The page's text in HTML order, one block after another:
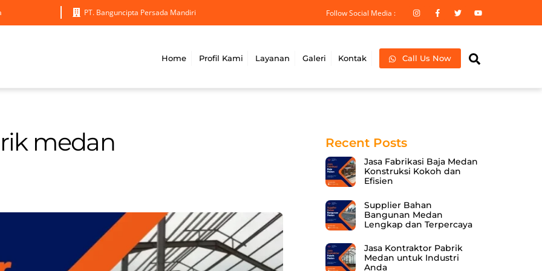
PT. Banguncipta Persada Mandiri Follow Social Media :
Home Profil Kami Layanan Galeri Kontak Call Us Now
medan Recent Posts
Jasa Fabrikasi Baja Medan
Konstruksi Kokoh dan
Efisien
Supplier Bahan
Bangunan Medan
Lengkap dan Terpercaya
Jasa Kontraktor Pabrik
Medan untuk Industri
Anda